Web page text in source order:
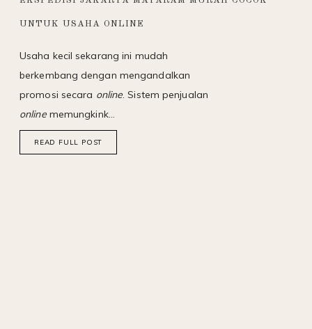
UNTUK USAHA ONLINE
Usaha kecil sekarang ini mudah
berkembang dengan mengandalkan
promosi secara online. Sistem penjualan
onlinememungkink…
READ FULL POST